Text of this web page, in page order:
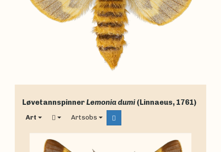
LøvetannspinnerLemonia dumi (Linnaeus, 1761)
Art Artsobs